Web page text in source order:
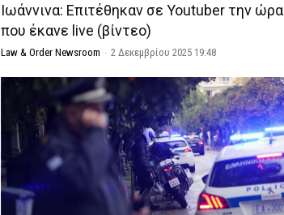
Ιωάννινα: Επιτέθηκαν σε Youtuber την ώρα
που έκανε live (βίντεο)
Law & Order Newsroom - 2 Δεκεμβρίου 2025 19:48